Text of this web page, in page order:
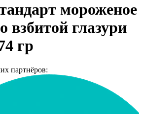
мороженое
взбитой глазури
гр
партнёров: